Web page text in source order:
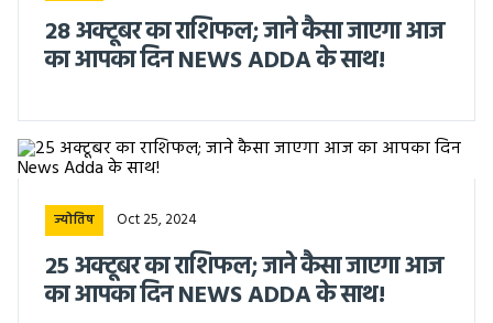
28 अक्टूबर का राशिफल‌; जाने कैसा जाएगा आज
का आपका दिन NEWS ADDA के साथ!
ज्योतिष Oct 25, 2024
25 अक्टूबर का राशिफल‌; जाने कैसा जाएगा आज
का आपका दिन NEWS ADDA के साथ!